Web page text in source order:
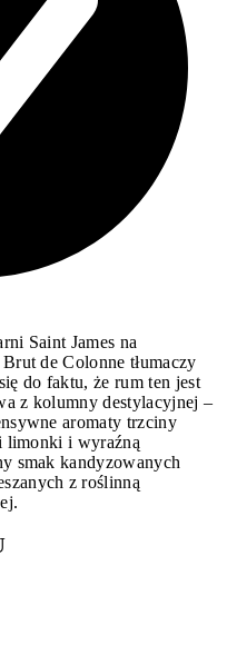
Saint James na
de Colonne tłumaczy
do faktu, że rum ten jest
z kolumny destylacyjnej –
aromaty trzciny
limonki i wyraźną
smak kandyzowanych
z roślinną